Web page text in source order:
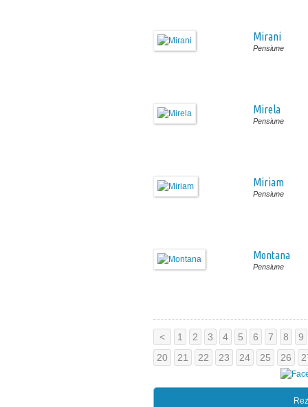
Mirani
Pensiune
Mirela
Pensiune
Miriam
Pensiune
Montana
Pensiune
< 1 2 3 4 5 6 7 8
9
20
21 22 23 24 25 26